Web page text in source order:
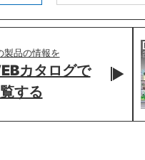
製品の情報を
カタログで
する